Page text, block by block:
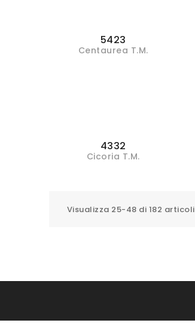
5423
Centaurea T.M.
4332
Cicoria T.M.
Visualizza 25-48 di 182 articoli